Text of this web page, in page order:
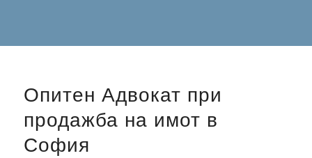
Опитен Адвокат при
продажба на имот в
София